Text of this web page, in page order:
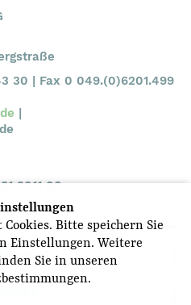
Bitte speichern Sie
Einstellungen. Weitere
Sie in unseren
30 | Fax 0 049.(0)6201.499
|
2011 00